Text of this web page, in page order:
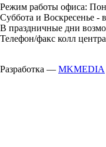
Режим работы офиса:
Суббота и Воскресенье -
В праздничные дни
Телефон/факс колл
Разработка — MKMEDIA